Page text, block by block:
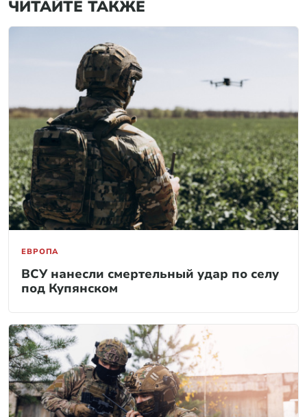
ЧИТАЙТЕ ТАКЖЕ
ЕВРОПА
ВСУ нанесли смертельный удар по селу
под Купянском